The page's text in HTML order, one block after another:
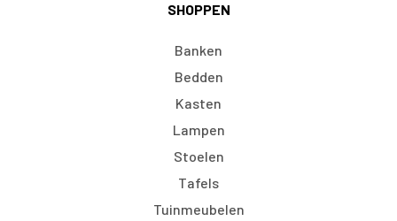
SHOPPEN
Banken
Bedden
Kasten
Lampen
Stoelen
Tafels
Tuinmeubelen